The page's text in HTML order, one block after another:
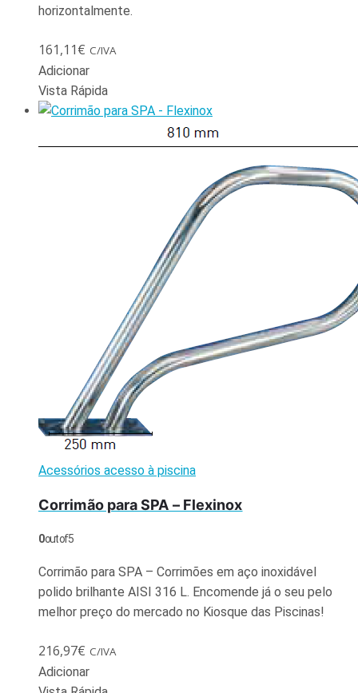
horizontalmente.
161,11€ C/IVA
Adicionar
Vista Rápida
Acessórios acesso à piscina
Corrimão para SPA – Flexinox
0out of 5
Corrimão para SPA – Corrimões em aço inoxidável
polido brilhante AISI 316 L. Encomende já o seu pelo
melhor preço do mercado no Kiosque das Piscinas!
216,97€ C/IVA
Adicionar